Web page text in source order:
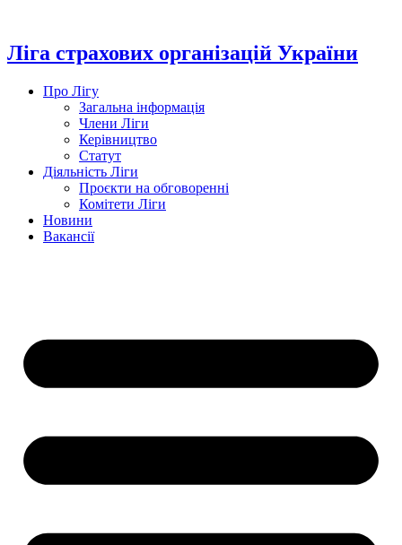
вмісту
Ліга страхових організацій України
Про Лігу
Загальна інформація
Члени Ліги
Керівництво
Статут
Діяльність Ліги
Проєкти на обговоренні
Комітети Ліги
Новини
Вакансії